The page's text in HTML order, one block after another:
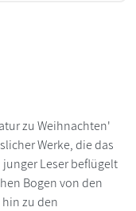
zu Weihnachten'
Werke, die das
Leser beflügelt
Bogen von den
zu den